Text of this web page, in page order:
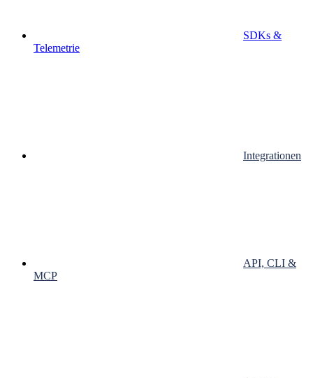
SDKs &
Telemetrie
Integrationen
API, CLI &
MCP